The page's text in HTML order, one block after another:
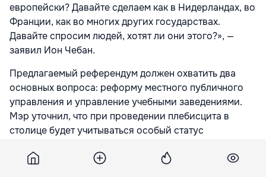
европейски? Давайте сделаем как в Нидерландах, во
Франции, как во многих других государствах.
Давайте спросим людей, хотят ли они этого?», —
заявил Ион Чебан.
Предлагаемый референдум должен охватить два
основных вопроса: реформу местного публичного
управления и управление учебными заведениями.
Мэр уточнил, что при проведении плебисцита в
столице будет учитываться особый статус
Ион Чебан особо подчеркнул масштабы